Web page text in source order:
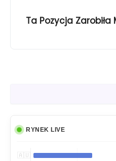
Ta Pozycja Zarobiła
RYNEK LIVE
🇦🇺